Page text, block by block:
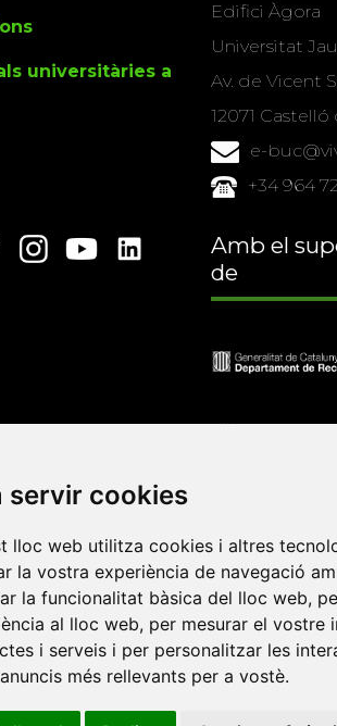
servir cookies
lloc web utilitza cookies i altres
la vostra experiència de navegació
la funcionalitat bàsica del lloc web,
al lloc web, per mesurar el vostre
i serveis i per personalitzar les
més rellevants per a vostè.
universitàries a
Edifici Àgora
Universitat
Av. de Vicent
12071
e-
+34 964
Amb el
de
de Barcelona Universitat de
Universitat Jaume I
Politècnica de Catalunya •
Universitat de València